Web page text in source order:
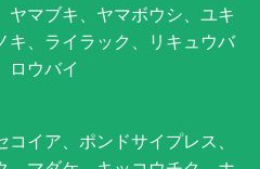
ヤマブキ、ヤマボウシ、ユキ
キ、ライラック、リキュウバ
ロウバイ
イア、ポンドサイプレス、